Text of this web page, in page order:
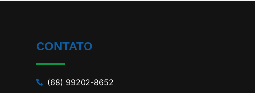
CONTATO
(68) 99202-8652